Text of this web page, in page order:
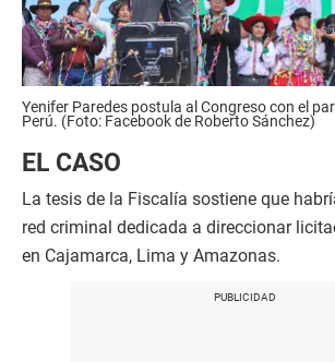
Yenifer Paredes postula al Congreso con el
Perú. (Foto: Facebook de Roberto Sánchez)
EL CASO
La tesis de la Fiscalía sostiene que
red criminal dedicada a direccionar
en Cajamarca, Lima y Amazonas.